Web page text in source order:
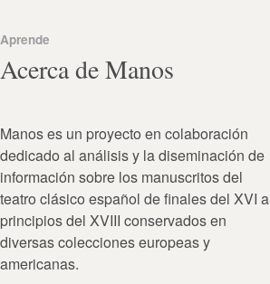
Aprende
Acerca de Manos
Manos es un proyecto en colaboración
dedicado al análisis y la diseminación de
información sobre los manuscritos del
teatro clásico español de finales del XVI a
principios del XVIII conservados en
diversas colecciones europeas y
americanas.